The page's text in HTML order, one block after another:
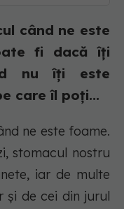
când ne este
fi dacă îți
nu îți este
care îl poți...
ne este foame.
stomacul nostru
iar de multe
și de cei din jurul